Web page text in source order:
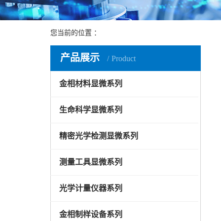
您当前的位置 ：
产品展示 Product
金相材料显微系列
生命科学显微系列
精密光学检测显微系列
测量工具显微系列
光学计量仪器系列
金相制样设备系列